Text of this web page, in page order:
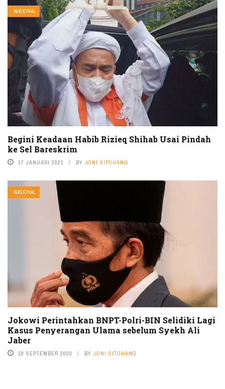
NASIONAL
Begini Keadaan Habib Rizieq Shihab Usai Pindah
ke Sel Bareskrim
17 JANUARI 2021 BY JONI SITOHANG
NASIONAL
Jokowi Perintahkan BNPT-Polri-BIN Selidiki Lagi
Kasus Penyerangan Ulama sebelum Syekh Ali
Jaber
18 SEPTEMBER 2020 BY JONI SITOHANG